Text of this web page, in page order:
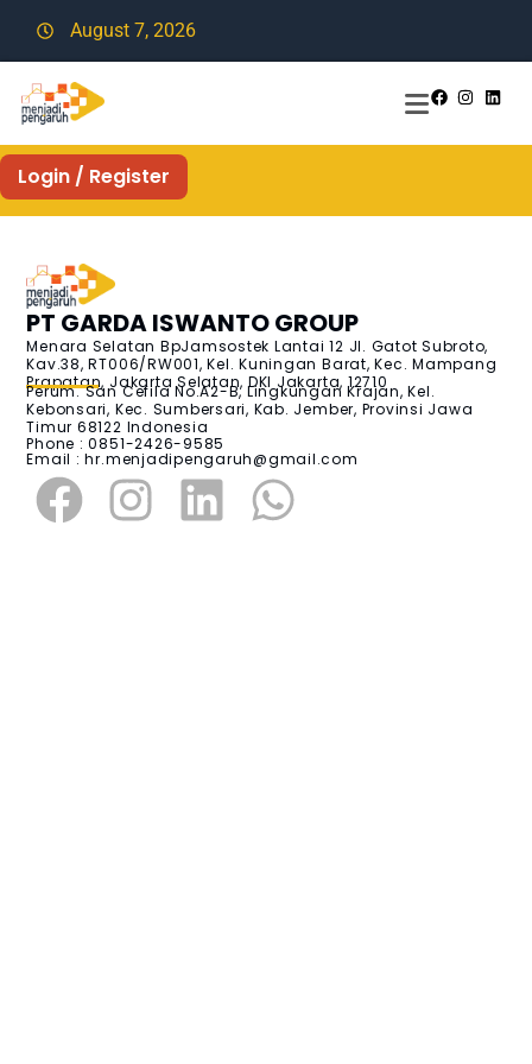
August 7, 2026
Login / Register
PT GARDA ISWANTO GROUP
Menara Selatan BpJamsostek Lantai 12 Jl. Gatot Subroto,
Kav.38, RT006/RW001, Kel. Kuningan Barat, Kec. Mampang
Prapatan, Jakarta Selatan, DKI Jakarta, 12710
Perum. San Cefila No.A2-B, Lingkungan Krajan, Kel.
Kebonsari, Kec. Sumbersari, Kab. Jember, Provinsi Jawa
Timur 68122 Indonesia
Phone : 0851-2426-9585
Email :hr.menjadipengaruh@gmail.com